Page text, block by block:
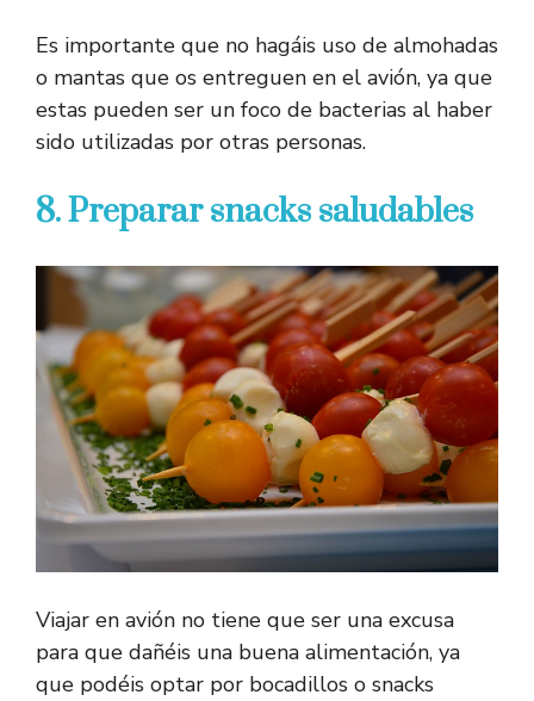
Es importante que no hagáis uso de almohadas
o mantas que os entreguen en el avión, ya que
estas pueden ser un foco de bacterias al haber
sido utilizadas por otras personas.
8. Preparar snacks saludables
Viajar en avión no tiene que ser una excusa
para que dañéis una buena alimentación, ya
que podéis optar por bocadillos o snacks